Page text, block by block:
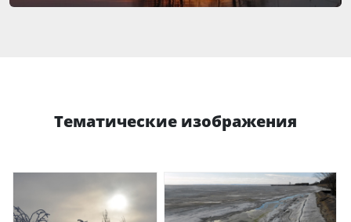
Тематические изображения